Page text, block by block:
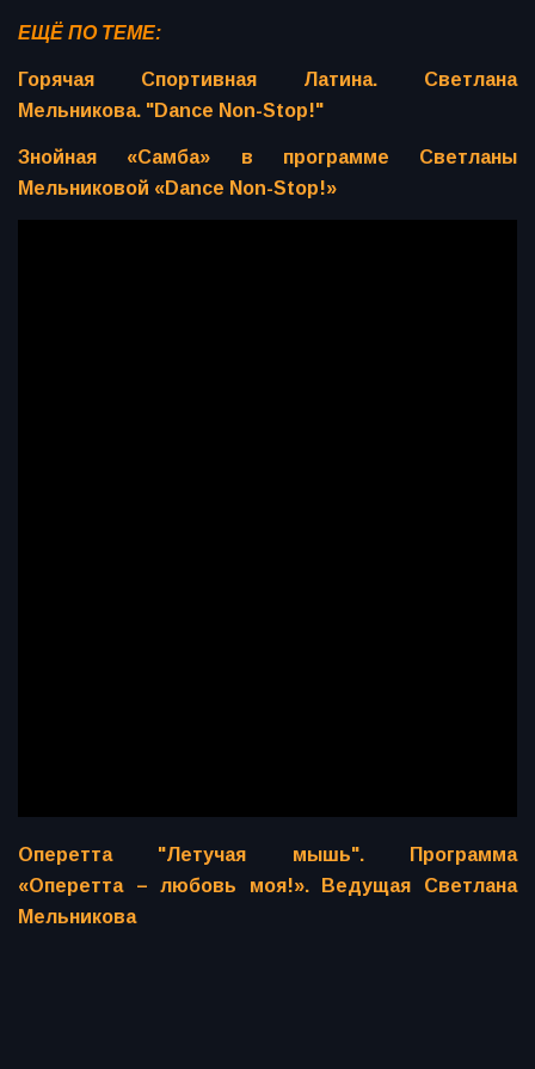
ЕЩЁ ПО ТЕМЕ:
Горячая Спортивная Латина. Светлана
Мельникова. "Dance Non-Stop!"
Знойная «Самба» в программе Светланы
Мельниковой «Dance Non-Stop!»
Оперетта "Летучая мышь". Программа
«Оперетта – любовь моя!». Ведущая Светлана
Мельникова